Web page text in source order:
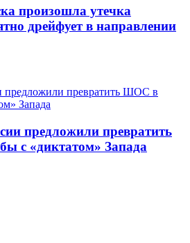
произошла утечка
дрейфует в направлении
предложили превратить
с «диктатом» Запада